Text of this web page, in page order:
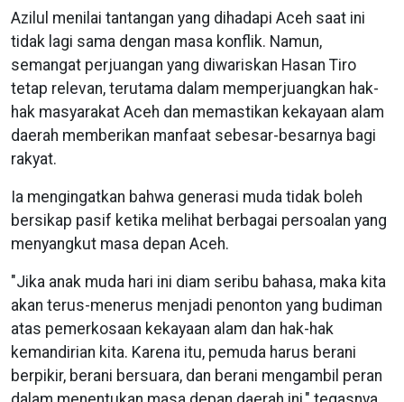
Azilul menilai tantangan yang dihadapi Aceh saat ini
tidak lagi sama dengan masa konflik. Namun,
semangat perjuangan yang diwariskan Hasan Tiro
tetap relevan, terutama dalam memperjuangkan hak-
hak masyarakat Aceh dan memastikan kekayaan alam
daerah memberikan manfaat sebesar-besarnya bagi
rakyat.
Ia mengingatkan bahwa generasi muda tidak boleh
bersikap pasif ketika melihat berbagai persoalan yang
menyangkut masa depan Aceh.
"Jika anak muda hari ini diam seribu bahasa, maka kita
akan terus-menerus menjadi penonton yang budiman
atas pemerkosaan kekayaan alam dan hak-hak
kemandirian kita. Karena itu, pemuda harus berani
berpikir, berani bersuara, dan berani mengambil peran